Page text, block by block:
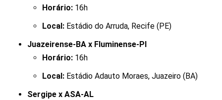
Horário: 16h
Local: Estádio do Arruda, Recife (PE)
Juazeirense-BA x Fluminense-PI
Horário: 16h
Local: Estádio Adauto Moraes, Juazeiro (BA)
Sergipe x ASA-AL